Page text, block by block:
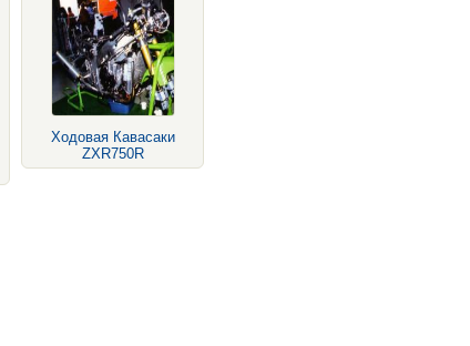
Ходовая Кавасаки
ZXR750R